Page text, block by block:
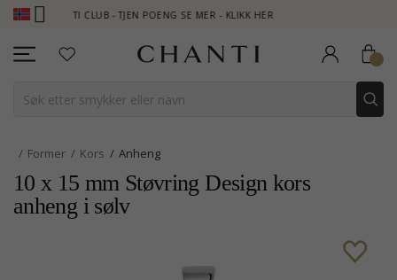
CLUB - TJEN POENG SE MER - KLIKK HER
Former Kors Anheng
10 x 15 mm Støvring Design kors
anheng i sølv